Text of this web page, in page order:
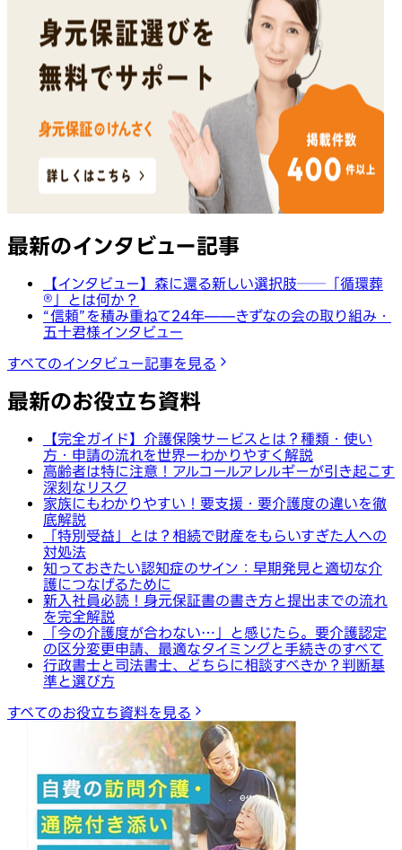
最新のインタビュー記事
【インタビュー】森に還る新しい選択肢──「循環葬
®︎」とは何か？
“信頼”を積み重ねて24年——きずなの会の取り組み・
五十君様インタビュー
すべてのインタビュー記事を見る
最新のお役立ち資料
【完全ガイド】介護保険サービスとは？種類・使い
方・申請の流れを世界一わかりやすく解説
高齢者は特に注意！アルコールアレルギーが引き起こす
深刻なリスク
家族にもわかりやすい！要支援・要介護度の違いを徹
底解説
「特別受益」とは？相続で財産をもらいすぎた人への
対処法
知っておきたい認知症のサイン：早期発見と適切な介
護につなげるために
新入社員必読！身元保証書の書き方と提出までの流れ
を完全解説
「今の介護度が合わない…」と感じたら。要介護認定
の区分変更申請、最適なタイミングと手続きのすべて
行政書士と司法書士、どちらに相談すべきか？判断基
準と選び方
すべてのお役立ち資料を見る